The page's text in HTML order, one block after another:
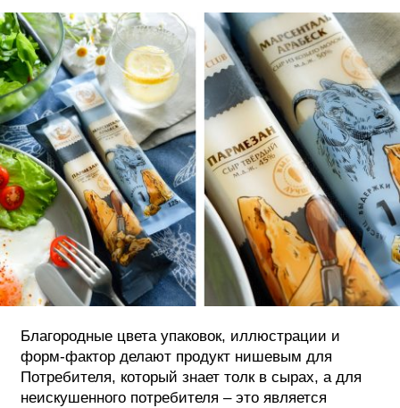
Благородные цвета упаковок, иллюстрации и
форм-фактор делают продукт нишевым для
Потребителя, который знает толк в сырах, а для
неискушенного потребителя – это является